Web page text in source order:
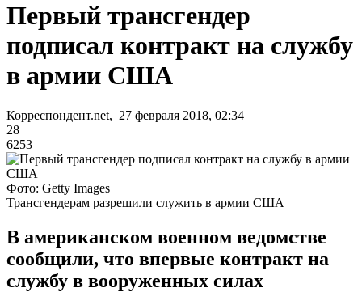
Первый трансгендер
подписал контракт на службу
в армии США
Корреспондент.net, 27 февраля 2018, 02:34
28
6253
Фото: Getty Images
Трансгендерам разрешили служить в армии США
В американском военном ведомстве
сообщили, что впервые контракт на
службу в вооруженных силах